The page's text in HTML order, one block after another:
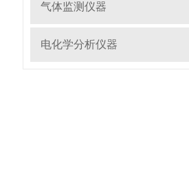
气体监测仪器
电化学分析仪器